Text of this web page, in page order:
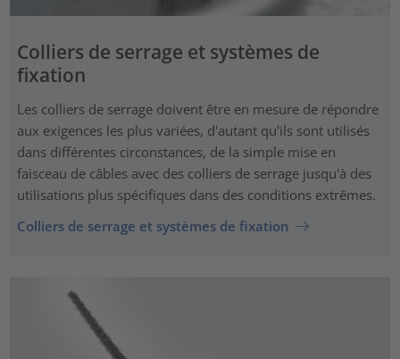
Colliers de serrage et systèmes de
fixation
Les colliers de serrage doivent être en mesure de répondre
aux exigences les plus variées, d'autant qu'ils sont utilisés
dans différentes circonstances, de la simple mise en
faisceau de câbles avec des colliers de serrage jusqu'à des
utilisations plus spécifiques dans des conditions extrêmes.
Colliers de serrage et systèmes de fixation